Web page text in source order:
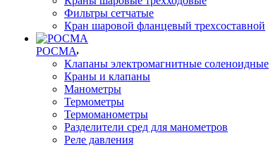
Фильтры сетчатые
Кран шаровой фланцевый трехсоставной
РОСМА
Клапаны электромагнитные соленоидные
Краны и клапаны
Манометры
Термометры
Термоманометры
Разделители сред для манометров
Реле давления